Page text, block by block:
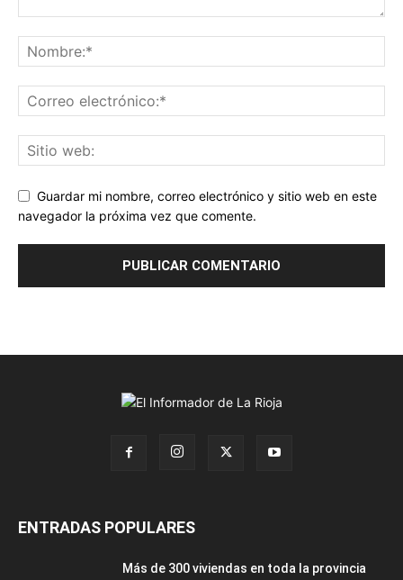
Guardar mi nombre, correo electrónico y sitio web en este
navegador la próxima vez que comente.
ENTRADAS POPULARES
Más de 300 viviendas en toda la provincia